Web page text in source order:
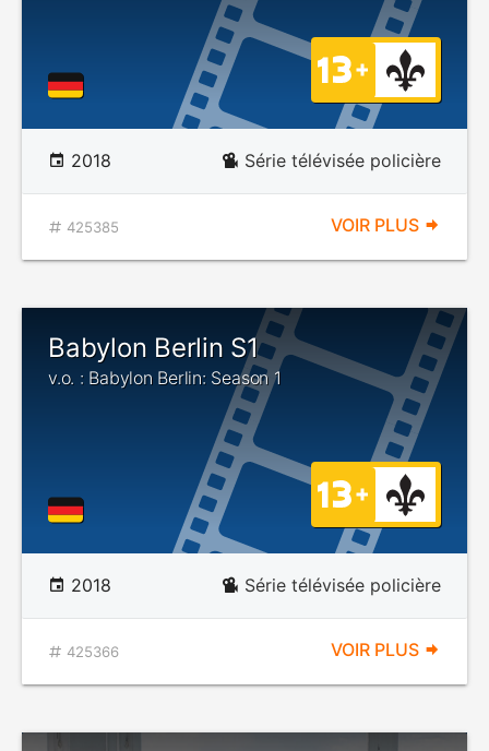
2018 Série télévisée policière
425385 VOIR PLUS
Babylon Berlin S1
v.o. : Babylon Berlin: Season 1
2018 Série télévisée policière
425366 VOIR PLUS